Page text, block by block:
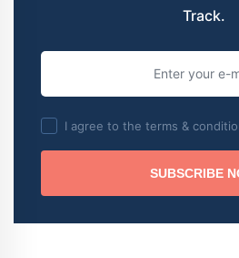
Track.
I agree to the terms &
SUBSCRIBE